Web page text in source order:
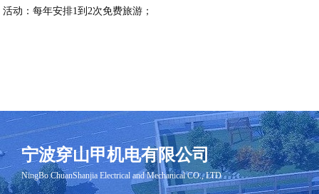
活动：每年安排1到2次免费旅游；
宁波穿山甲机电有限公司
​NingBo ChuanShanjia Electrical and Mechanical CO., LTD